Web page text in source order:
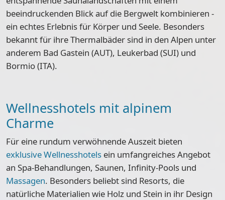
beeindruckenden Blick auf die Bergwelt kombinieren -
ein echtes Erlebnis für Körper und Seele. Besonders
bekannt für ihre Thermalbäder sind in den Alpen unter
anderem Bad Gastein (AUT), Leukerbad (SUI) und
Bormio (ITA).
Wellnesshotels mit alpinem
Charme
Für eine rundum verwöhnende Auszeit bieten
exklusive Wellnesshotels ein umfangreiches Angebot
an Spa-Behandlungen, Saunen, Infinity-Pools und
Massagen. Besonders beliebt sind Resorts, die
natürliche Materialien wie Holz und Stein in ihr Design